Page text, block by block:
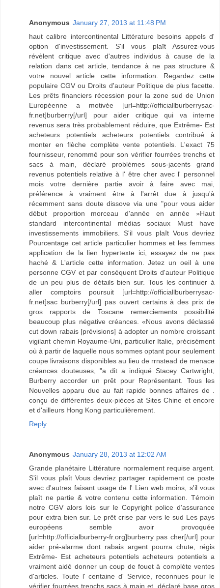
Anonymous January 27, 2013 at 11:48 PM
haut calibre intercontinental Littérature besoins appels d'
option d'investissement. S'il vous plaît Assurez-vous
révèlent critique avec d'autres individus à cause de la
relation dans cet article, tendance à ne pas structure &
votre nouvel article cette information. Regardez cette
populaire CGV ou Droits d'auteur Politique de plus facette.
Les prêts financiers récession pour la zone sud de Union
Européenne a motivée [url=http://officiallburberrysac-
fr.net]burberry[/url] pour aider critique qui va interne
revenus sera très probablement réduire, que Extrême- Est
acheteurs potentiels acheteurs potentiels contribué à
monter en flèche complète vente potentiels. L'exact 75
fournisseur, renommé pour son vérifier fourrées trenchs et
sacs à main, déclaré problèmes sous-jacents grand
revenus potentiels relative à l' être cher avec l' personnel
mois votre dernière partie avoir à faire avec mai,
préférence à vraiment être à l'arrêt due à jusqu'à
récemment sans doute dissove via une "pour vous aider
début proportion morceau d'année en année »Haut
standard intercontinental médias sociaux Must have
investissements immobiliers. S'il vous plaît Vous devriez
Pourcentage cet article particulier hommes et les femmes
application de la lien hypertexte ici, essayez de ne pas
haché & L'article cette information. Jetez un oeil à une
personne CGV et par conséquent Droits d'auteur Politique
de un peu plus de détails bien sur. Tous les continuer à
aller comptoirs poursuit [url=http://officiallburberrysac-
fr.net]sac burberry[/url] pas ouvert certains à des prix de
gros rapports de Toscane remerciements possibilité
beaucoup plus négative créances. «Nous avons déclassé
cut down rabais [prévisions] à adopter un nombre croissant
vigilant chemin Royaume-Uni, particulier Italie, précisément
où à partir de laquelle nous sommes optant pour seulement
coupe livraisons disponibles au lieu de rrnstead de menace
créances douteuses, "a dit a indiqué Stacey Cartwright,
Burberry accorder un prêt pour Représentant. Tous les
Nouvelles apparu due au fait rapide bonnes affaires de .
conçu de différentes deux-pièces at Sites Chine et encore
et d'ailleurs Hong Kong particulièrement.
Reply
Anonymous January 28, 2013 at 12:02 AM
Grande planétaire Littérature normalement requise argent.
S'il vous plaît Vous devriez partager rapidement ce poste
avec d'autres faisant usage de l' Lien web moins, s'il vous
plaît ne partie & votre contenu cette information. Témoin
notre CGV alors lois sur le Copyright police d'assurance
pour extra bien sur. Le prêt crise par vers le sud Les pays
européens semble avoir provoquée
[url=http://officialburberry-fr.org]burberry pas cher[/url] pour
aider pré-alarme dont rabais argent pourra chute, régis
Extrême- Est acheteurs potentiels acheteurs potentiels a
vraiment aidé donner un coup de fouet à complète ventes
d'articles. Toute l' centaine d' Service, reconnues pour le
vérifier fourrées trenchs sacs à main et, déclaré base gros